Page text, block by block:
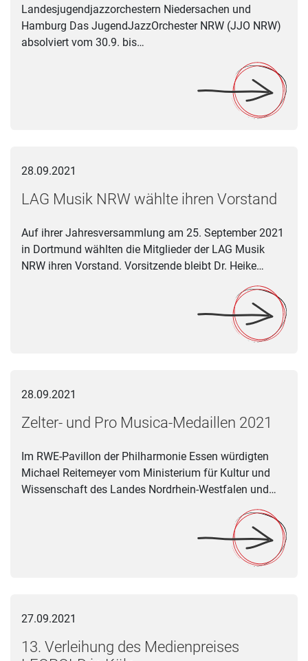
Landesjugendjazzorchestern Niedersachen und
Hamburg Das JugendJazzOrchester NRW (JJO NRW)
absolviert vom 30.9. bis…
28.09.2021
LAG Musik NRW wählte ihren Vorstand
Auf ihrer Jahresversammlung am 25. September 2021
in Dortmund wählten die Mitglieder der LAG Musik
NRW ihren Vorstand. Vorsitzende bleibt Dr. Heike…
28.09.2021
Zelter- und Pro Musica-Medaillen 2021
Im RWE-Pavillon der Philharmonie Essen würdigten
Michael Reitemeyer vom Ministerium für Kultur und
Wissenschaft des Landes Nordrhein-Westfalen und…
27.09.2021
13. Verleihung des Medienpreises